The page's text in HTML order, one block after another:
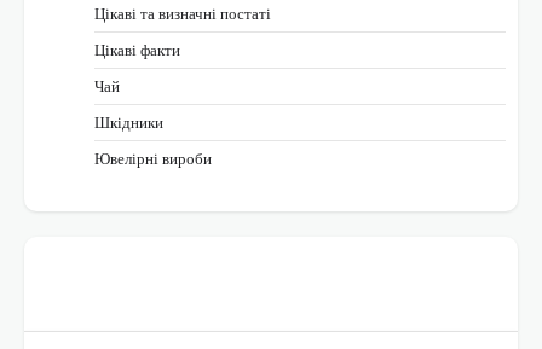
Цікаві та визначні постаті
Цікаві факти
Чай
Шкідники
Ювелірні вироби